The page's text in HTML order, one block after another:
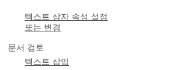
텍스트 상자 속성 설정
또는 변경
문서 검토
텍스트 삽입